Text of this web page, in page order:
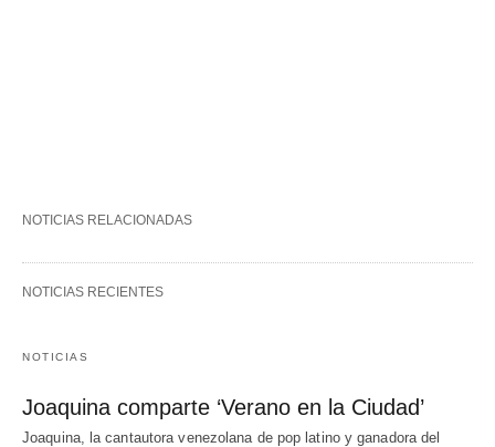
NOTICIAS RELACIONADAS
NOTICIAS RECIENTES
NOTICIAS
Joaquina comparte ‘Verano en la Ciudad’
Joaquina, la cantautora venezolana de pop latino y ganadora del